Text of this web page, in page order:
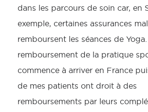
dans les parcours de soin car, en
exemple, certaines assurances
remboursent les séances de
remboursement de la pratique
commence à arriver en France
de mes patients ont droit à des
remboursements par leurs